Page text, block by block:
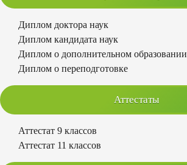
Диплом доктора наук
Диплом кандидата наук
Диплом о дополнительном образовании
Диплом о переподготовке
Аттестаты
Аттестат 9 классов
Аттестат 11 классов